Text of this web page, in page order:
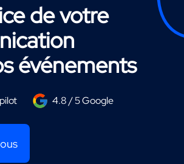
de votre
événements
4.8 / 5 Google